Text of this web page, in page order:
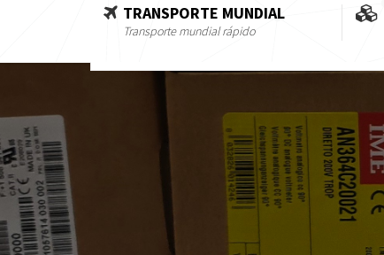
TRANSPORTE MUNDIAL
Transporte mundial rápido